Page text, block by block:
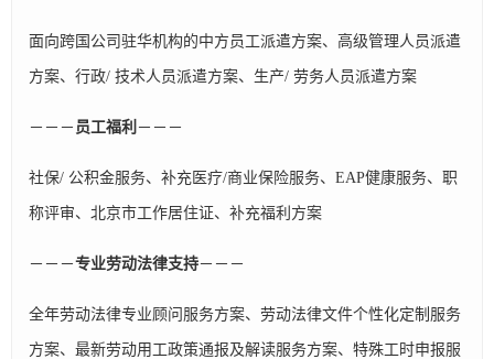
面向跨国公司驻华机构的中方员工派遣方案、高级管理人员派遣
方案、行政/ 技术人员派遣方案、生产/ 劳务人员派遣方案
－－－ 员工福利 －－－
社保/ 公积金服务、补充医疗/商业保险服务、EAP健康服务、职
称评审、北京市工作居住证、补充福利方案
－－－专业劳动法律支持－－－
全年劳动法律专业顾问服务方案、劳动法律文件个性化定制服务
方案、最新劳动用工政策通报及解读服务方案、特殊工时申报服